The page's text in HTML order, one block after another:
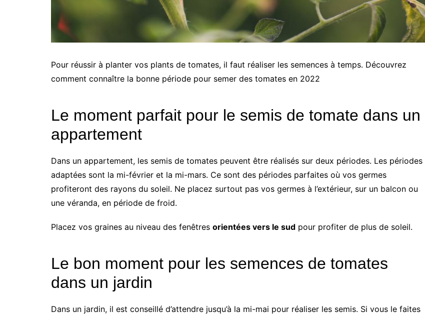
Pour réussir à planter vos plants de tomates, il faut réaliser les semences à temps. Découvrez
comment connaître la bonne période pour semer des tomates en 2022
Le moment parfait pour le semis de tomate dans un
appartement
Dans un appartement, les semis de tomates peuvent être réalisés sur deux périodes. Les périodes
adaptées sont la mi-février et la mi-mars. Ce sont des périodes parfaites où vos germes
profiteront des rayons du soleil. Ne placez surtout pas vos germes à l’extérieur, sur un balcon ou
une véranda, en période de froid.
Placez vos graines au niveau des fenêtres orientées vers le sud pour profiter de plus de soleil.
Le bon moment pour les semences de tomates
dans un jardin
Dans un jardin, il est conseillé d’attendre jusqu’à la mi-mai pour réaliser les semis. Si vous le faites